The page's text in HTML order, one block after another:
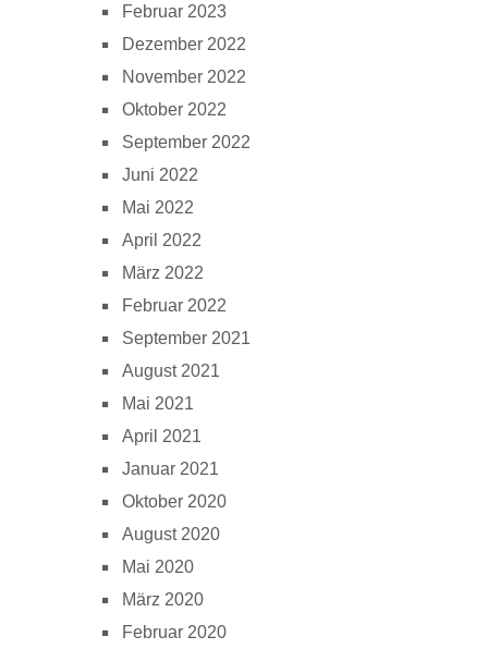
Februar 2023
Dezember 2022
November 2022
Oktober 2022
September 2022
Juni 2022
Mai 2022
April 2022
März 2022
Februar 2022
September 2021
August 2021
Mai 2021
April 2021
Januar 2021
Oktober 2020
August 2020
Mai 2020
März 2020
Februar 2020